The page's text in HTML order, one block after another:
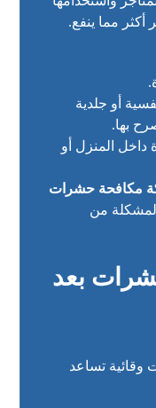
مما ينفع.
أو جلدية
بها.
المنزل أو
مكافحة حشرات
من
بعد
وقائية تساعد